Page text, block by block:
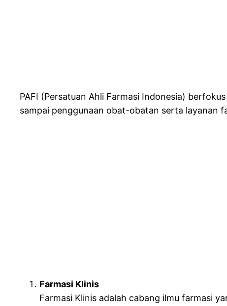
PAFI (Persatuan Ahli Farmasi Indonesia)
sampai penggunaan obat-obatan serta layanan
Farmasi Klinis
Farmasi Klinis adalah cabang ilmu farmasi